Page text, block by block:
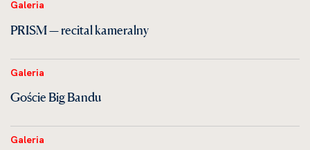
Galeria
PRISM — recital kameralny
Galeria
Goście Big Bandu
Galeria